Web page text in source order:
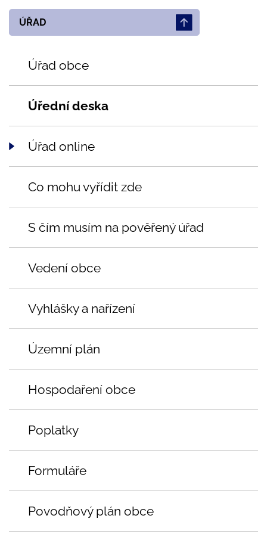
ÚŘAD
Úřad obce
Úřední deska
Úřad online
Co mohu vyřídit zde
S čím musím na pověřený úřad
Vedení obce
Vyhlášky a nařízení
Územní plán
Hospodaření obce
Poplatky
Formuláře
Povodňový plán obce